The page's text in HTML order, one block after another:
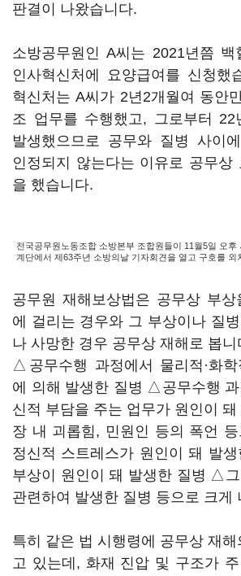
판결이 나왔습니다.
소방공무원인 A씨는 2021년쯤
인사혁신처에 요양급여를 신청했
혁신처는 A씨가 2년2개월여 동안
조 업무를 수행했고, 그로부터 22
발생했으므로 공무와 질병 사이
인정되지 않는다는 이유로 공무상
을 했습니다.
전국공무원노동조합 소방본부 조합원들이 11월5일 오후
계단에서 제63주년 소방의날 기자회견을 열고 구호를 외
공무원 재해보상법은 공무상 부
에 걸리는 경우와 그 부상이나 질
나 사망한 경우 공무상 재해로 봅
△공무수행 과정에서 물리적·화학
에 의해 발생한 질병 △공무수행 과
신적 부담을 주는 업무가 원인이
장 내 괴롭힘, 민원인 등의 폭언
정신적 스트레스가 원인이 돼 발
부상이 원인이 돼 발생한 질병 △
관련하여 발생한 질병 등으로 크게
특히 같은 법 시행령에 공무상 재
고 있는데, 화재 진압 및 구조가 주